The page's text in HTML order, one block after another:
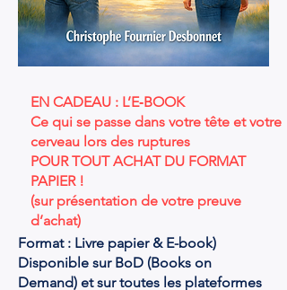
Format : Livre papier & E-book)
Disponible sur BoD (Books on
Demand) et sur toutes les plateformes
EN CADEAU : L’E‑BOOK
Ce qui se passe dans votre tête et votre
cerveau lors des ruptures
POUR TOUT ACHAT DU FORMAT
PAPIER !
(sur présentation de votre preuve
d’achat)